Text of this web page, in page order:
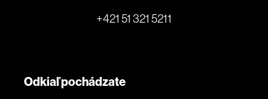
+421 51 321 5211
Odkiaľ pochádzate